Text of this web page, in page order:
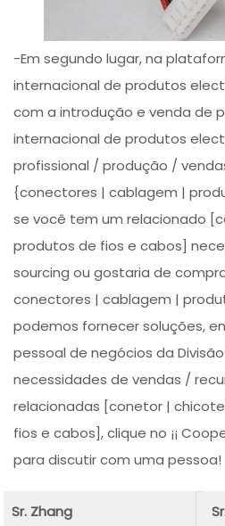
-Em segundo lugar, na
internacional de produtos
com a introdução e venda de
internacional de produtos
profissional / produção /
{conectores | cablagem |
se você tem um relacionado
produtos de fios e cabos]
sourcing ou gostaria de
conectores | cablagem |
podemos fornecer soluções,
pessoal de negócios da
necessidades de vendas /
relacionadas [conetor |
fios e cabos], clique no ¡¡
para discutir com uma pessoa!
Sr. Zhang